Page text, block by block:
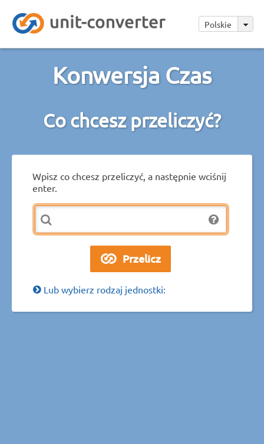
Polskie
Konwersja Czas
Co chcesz przeliczyć?
Wpisz co chcesz przeliczyć, a następnie wciśnij
enter.
Lub wybierz rodzaj jednostki: